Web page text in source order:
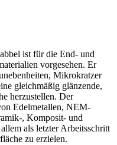
ist für die End- und
vorgesehen. Er
Mikrokratzer
gleichmäßig glänzende,
herzustellen. Der
Edelmetallen, NEM-
, Komposit- und
als letzter Arbeitsschritt
zu erzielen.